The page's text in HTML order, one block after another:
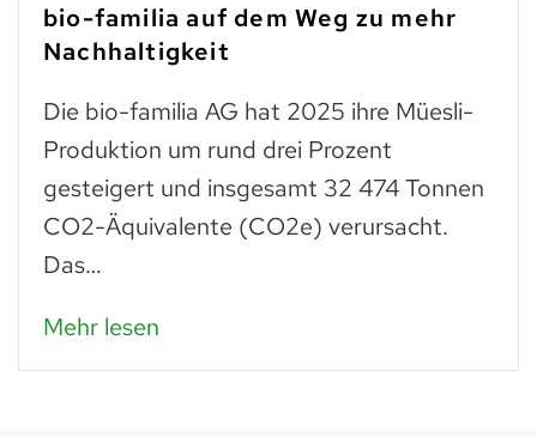
bio-familia auf dem Weg zu mehr
Nachhaltigkeit
Die bio-familia AG hat 2025 ihre Müesli-
Produktion um rund drei Prozent
gesteigert und insgesamt 32 474 Tonnen
CO2-Äquivalente (CO2e) verursacht.
Das…
Mehr lesen